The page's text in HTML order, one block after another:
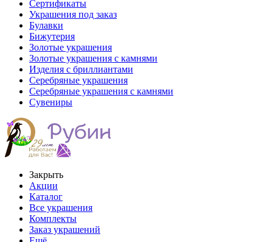
Сертификаты
Украшения под заказ
Булавки
Бижутерия
Золотые украшения
Золотые украшения с камнями
Изделия с бриллиантами
Серебряные украшения
Серебряные украшения с камнями
Сувениры
Закрыть
Акции
Каталог
Все украшения
Комплекты
Заказ украшений